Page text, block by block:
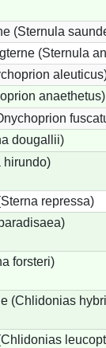
(Sternula
(Sternula
anaethetus)
dougallii)
hirundo)
repressa)
forsteri)
(Chlidonias